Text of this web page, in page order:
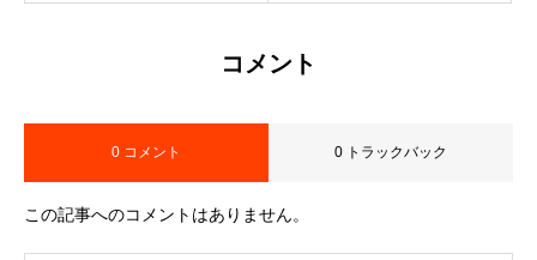
コメント
0 コメント 0 トラックバック
この記事へのコメントはありません。